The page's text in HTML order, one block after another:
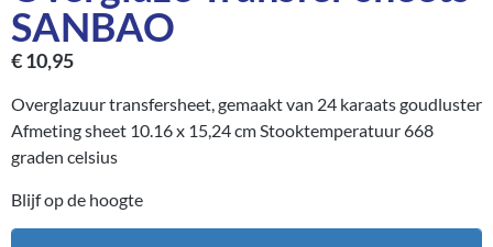
SANBAO
€10,95
Overglazuur transfersheet, gemaakt van 24 karaats goudluster
Afmeting sheet 10.16 x 15,24 cm Stooktemperatuur 668
graden celsius
Blijf op de hoogte